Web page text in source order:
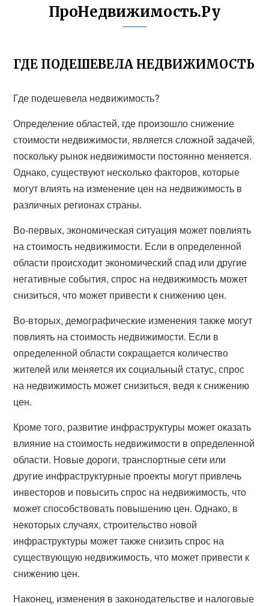
ПроНедвижимость.Ру
ГДЕ ПОДЕШЕВЕЛА НЕДВИЖИМОСТЬ
Где подешевела недвижимость?
Определение областей, где произошло снижение
стоимости недвижимости, является сложной задачей,
поскольку рынок недвижимости постоянно меняется.
Однако, существуют несколько факторов, которые
могут влиять на изменение цен на недвижимость в
различных регионах страны.
Во-первых, экономическая ситуация может повлиять
на стоимость недвижимости. Если в определенной
области происходит экономический спад или другие
негативные события, спрос на недвижимость может
снизиться, что может привести к снижению цен.
Во-вторых, демографические изменения также могут
повлиять на стоимость недвижимости. Если в
определенной области сокращается количество
жителей или меняется их социальный статус, спрос
на недвижимость может снизиться, ведя к снижению
цен.
Кроме того, развитие инфраструктуры может оказать
влияние на стоимость недвижимости в определенной
области. Новые дороги, транспортные сети или
другие инфраструктурные проекты могут привлечь
инвесторов и повысить спрос на недвижимость, что
может способствовать повышению цен. Однако, в
некоторых случаях, строительство новой
инфраструктуры может также снизить спрос на
существующую недвижимость, что может привести к
снижению цен.
Наконец, изменения в законодательстве и налоговые